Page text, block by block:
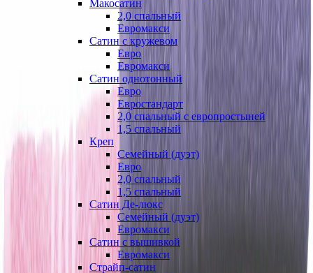
Макосатин
2,0 спальный
Евромакси
Сатин с кружевом
Евро
Евромакси
Сатин однотонный
Евро
Евростандарт
2,0 спальный с европростыней
1,5 спальный
Креп
Семейный (дуэт)
Евро
2,0 спальный
1,5 спальный
Сатин Де-люкс
Семейный (дуэт)
Евромакси
Сатин с вышивкой
Евромакси
Страйп-сатин